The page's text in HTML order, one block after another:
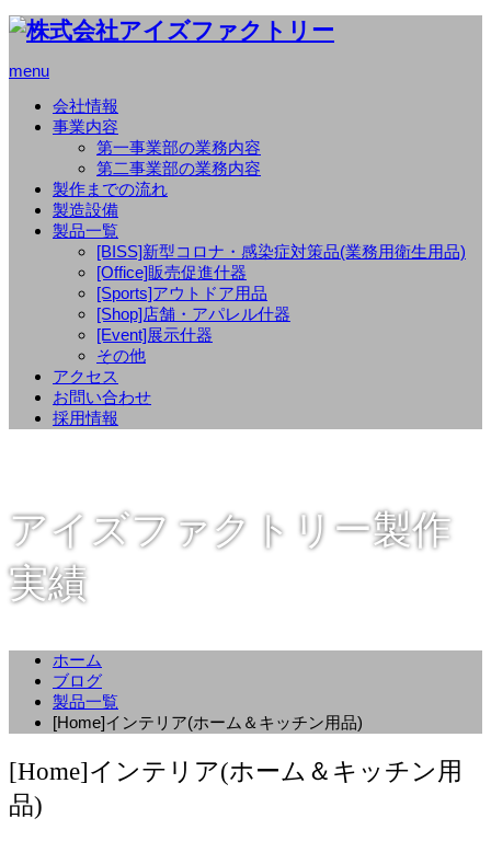
menu
会社情報
事業内容
第一事業部の業務内容
第二事業部の業務内容
製作までの流れ
製造設備
製品一覧
[BISS]新型コロナ・感染症対策品(業務用衛生用品)
[Office]販売促進什器
[Sports]アウトドア用品
[Shop]店舗・アパレル什器
[Event]展示什器
その他
アクセス
お問い合わせ
採用情報
アイズファクトリー製作
実績
ホーム
ブログ
製品一覧
[Home]インテリア(ホーム＆キッチン用品)
[Home]インテリア(ホーム＆キッチン用
品)